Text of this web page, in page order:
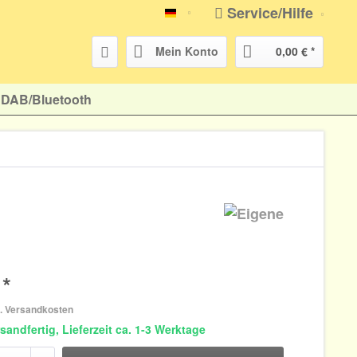
atr-shop.deService/Hilfe
Mein Konto 0,00 € *
DAB/Bluetooth
Versandkosten
Lieferzeit ca. 1-3 Werktage